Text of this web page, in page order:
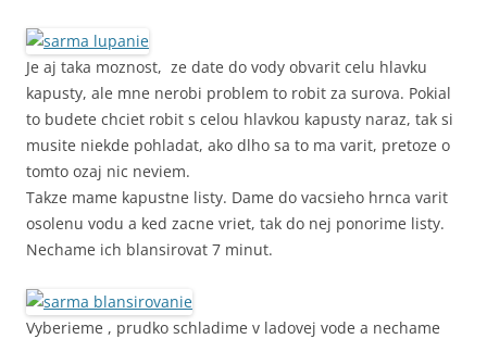
Je aj taka moznost, ze date do vody obvarit celu hlavku
kapusty, ale mne nerobi problem to robit za surova. Pokial
to budete chciet robit s celou hlavkou kapusty naraz, tak si
musite niekde pohladat, ako dlho sa to ma varit, pretoze o
tomto ozaj nic neviem.
Takze mame kapustne listy. Dame do vacsieho hrnca varit
osolenu vodu a ked zacne vriet, tak do nej ponorime listy.
Nechame ich blansirovat 7 minut.
Vyberieme , prudko schladime v ladovej vode a nechame